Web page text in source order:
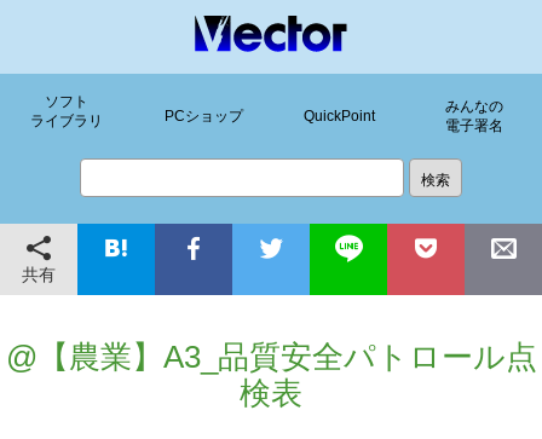
ソフト
ライブラリ
PCショップ QuickPoint
みんなの
電子署名
共有
@【農業】A3_品質安全パトロール点
検表